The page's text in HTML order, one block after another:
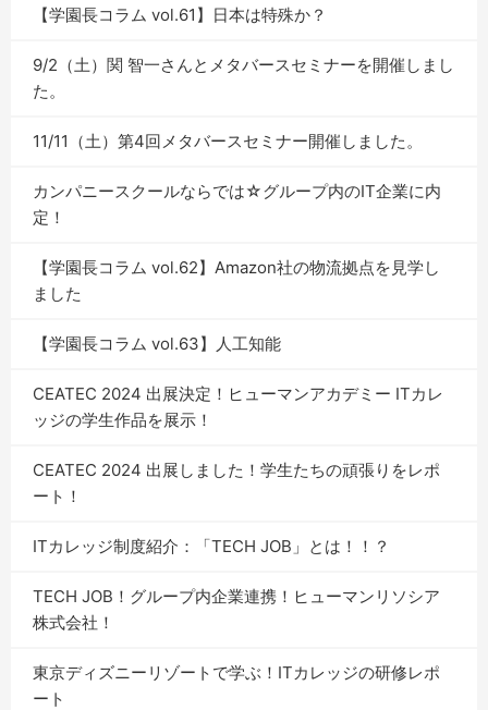
【学園長コラム vol.61】日本は特殊か？
9/2（土）関 智一さんとメタバースセミナーを開催しまし
た。
11/11（土）第4回メタバースセミナー開催しました。
カンパニースクールならでは☆グループ内のIT企業に内
定！
【学園長コラム vol.62】Amazon社の物流拠点を見学し
ました
【学園長コラム vol.63】人工知能
CEATEC 2024 出展決定！ヒューマンアカデミー ITカレ
ッジの学生作品を展示！
CEATEC 2024 出展しました！学生たちの頑張りをレポ
ート！
ITカレッジ制度紹介：「TECH JOB」とは！！？
TECH JOB！グループ内企業連携！ヒューマンリソシア
株式会社！
東京ディズニーリゾートで学ぶ！ITカレッジの研修レポ
ート